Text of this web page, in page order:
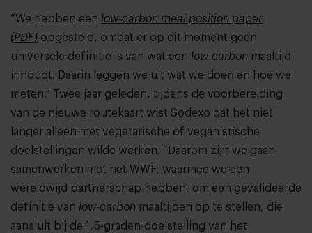
“We hebben een low-carbon meal position paper
(PDF) opgesteld, omdat er op dit moment geen
universele definitie is van wat een low-carbon maaltijd
inhoudt. Daarin leggen we uit wat we doen en hoe we
meten.” Twee jaar geleden, tijdens de voorbereiding
van de nieuwe routekaart wist Sodexo dat het niet
langer alleen met vegetarische of veganistische
doelstellingen wilde werken. “Daarom zijn we gaan
samenwerken met het WWF, waarmee we een
wereldwijd partnerschap hebben, om een gevalideerde
definitie van low-carbon maaltijden op te stellen, die
aansluit bij de 1,5-graden-doelstelling van het